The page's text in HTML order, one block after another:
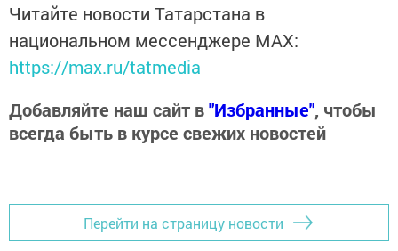
Читайте новости Татарстана в
национальном мессенджере MАХ:
https://max.ru/tatmedia
Добавляйте наш сайт в"Избранные", чтобы
всегда быть в курсе свежих новостей
Перейти на страницу новости